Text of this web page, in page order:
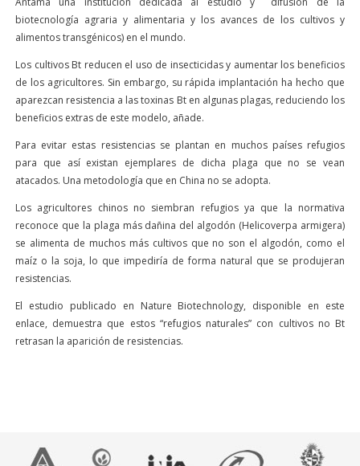
biotecnología agraria y alimentaria y los avances de los cultivos y
alimentos transgénicos) en el mundo.
Los cultivos Bt reducen el uso de insecticidas y aumentar los beneficios
de los agricultores. Sin embargo, su rápida implantación ha hecho que
aparezcan resistencia a las toxinas Bt en algunas plagas, reduciendo los
beneficios extras de este modelo, añade.
Para evitar estas resistencias se plantan en muchos países refugios
para que así existan ejemplares de dicha plaga que no se vean
atacados. Una metodología que en China no se adopta.
Los agricultores chinos no siembran refugios ya que la normativa
reconoce que la plaga más dañina del algodón (Helicoverpa armigera)
se alimenta de muchos más cultivos que no son el algodón, como el
maíz o la soja, lo que impediría de forma natural que se produjeran
resistencias.
El estudio publicado en Nature Biotechnology, disponible en este
enlace, demuestra que estos “refugios naturales” con cultivos no Bt
retrasan la aparición de resistencias.